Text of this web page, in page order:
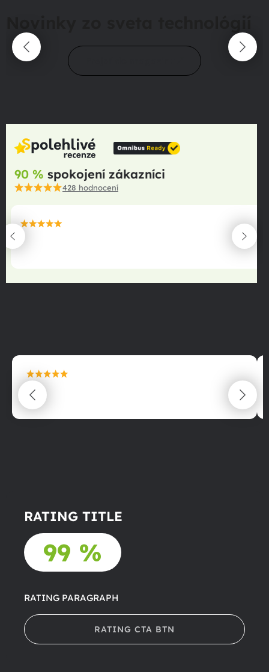
90 % spokojení zákazníci
428 hodnocení
maximální spokojenost
22.06.2025
maximální spokojenost
22.06.2025
RATING TITLE
99 %
RATING PARAGRAPH
RATING CTA BTN